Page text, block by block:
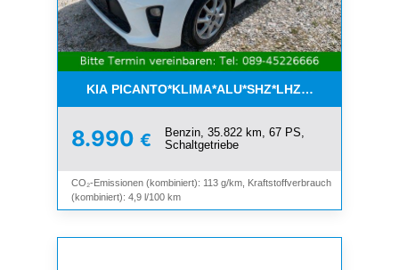
KIA PICANTO*KLIMA*ALU*SHZ*LHZ*BLUETOOTH*
8.990 €
Benzin, 35.822 km, 67 PS,
Schaltgetriebe
CO₂-Emissionen (kombiniert): 113 g/km, Kraftstoffverbrauch
(kombiniert): 4,9 l/100 km